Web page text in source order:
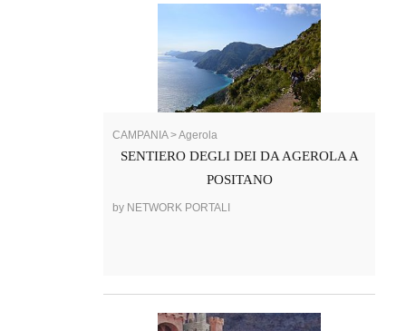
CAMPANIA > Agerola
SENTIERO DEGLI DEI DA AGEROLA A
POSITANO
by NETWORK PORTALI